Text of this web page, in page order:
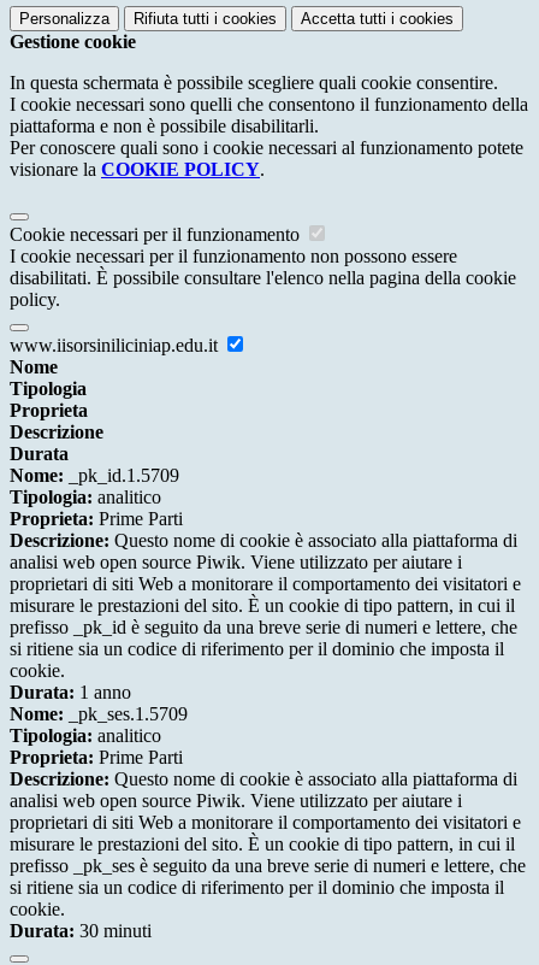
Personalizza Rifiuta tutti i cookies Accetta tutti i cookies
Gestione cookie
In questa schermata è possibile scegliere quali cookie consentire.
I cookie necessari sono quelli che consentono il funzionamento della
piattaforma e non è possibile disabilitarli.
Per conoscere quali sono i cookie necessari al funzionamento potete
visionare la COOKIE POLICY.
Cookie necessari per il funzionamento
I cookie necessari per il funzionamento non possono essere
disabilitati. È possibile consultare l'elenco nella pagina della cookie
policy.
www.iisorsiniliciniap.edu.it
Nome
Tipologia
Proprieta
Descrizione
Durata
Nome: _pk_id.1.5709
Tipologia: analitico
Proprieta: Prime Parti
Descrizione: Questo nome di cookie è associato alla piattaforma di
analisi web open source Piwik. Viene utilizzato per aiutare i
proprietari di siti Web a monitorare il comportamento dei visitatori e
misurare le prestazioni del sito. È un cookie di tipo pattern, in cui il
prefisso _pk_id è seguito da una breve serie di numeri e lettere, che
si ritiene sia un codice di riferimento per il dominio che imposta il
cookie.
Durata: 1 anno
Nome: _pk_ses.1.5709
Tipologia: analitico
Proprieta: Prime Parti
Descrizione: Questo nome di cookie è associato alla piattaforma di
analisi web open source Piwik. Viene utilizzato per aiutare i
proprietari di siti Web a monitorare il comportamento dei visitatori e
misurare le prestazioni del sito. È un cookie di tipo pattern, in cui il
prefisso _pk_ses è seguito da una breve serie di numeri e lettere, che
si ritiene sia un codice di riferimento per il dominio che imposta il
cookie.
Durata: 30 minuti